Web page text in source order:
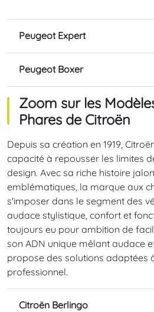
Peugeot Expert
Peugeot Boxer
Zoom sur les
Phares de Citroën
Depuis sa création en 1919,
capacité à repousser les limites
design. Avec sa riche histoire
emblématiques, la marque aux
s'imposer dans le segment des
audace stylistique, confort et
toujours eu pour ambition de
son ADN unique mêlant audace
propose des solutions adaptées
professionnel.
Citroën Berlingo